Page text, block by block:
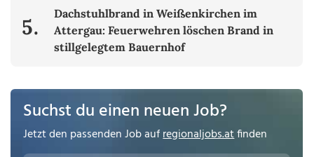
5.
Dachstuhlbrand in Weißenkirchen im
Attergau: Feuerwehren löschen Brand in
stillgelegtem Bauernhof
Suchst du einen neuen Job?
Jetzt den passenden Job aufregionaljobs.atfinden